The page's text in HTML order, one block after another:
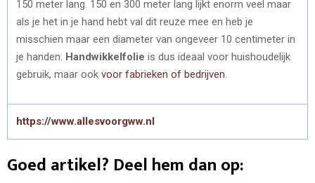
150 meter lang. 150 en 300 meter lang lijkt enorm veel maar
als je het in je hand hebt val dit reuze mee en heb je
misschien maar een diameter van ongeveer 10 centimeter in
je handen. Handwikkelfolie is dus ideaal voor huishoudelijk
gebruik, maar ook voor fabrieken of bedrijven
https://www.allesvoorgww.nl
Goed artikel? Deel hem dan op: